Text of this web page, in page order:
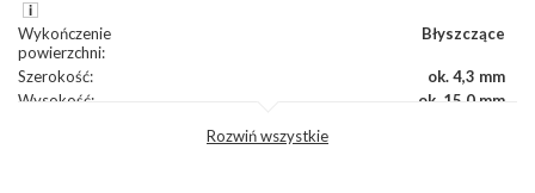
Wykończenie
powierzchni:
Błyszczące
Szerokość:
ok. 4,3 mm
Wysokość:
ok. 15,0 mm
Rozwiń wszystkie